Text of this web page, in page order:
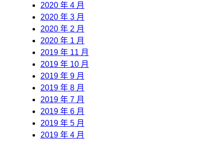
2020 年 4 月
2020 年 3 月
2020 年 2 月
2020 年 1 月
2019 年 11 月
2019 年 10 月
2019 年 9 月
2019 年 8 月
2019 年 7 月
2019 年 6 月
2019 年 5 月
2019 年 4 月